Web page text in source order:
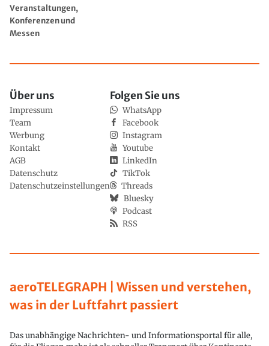
Veranstaltungen,
Konferenzen und
Messen
aeroTELEGRAPH | Wissen und verstehen,
was in der Luftfahrt passiert
Das unabhängige Nachrichten- und Informationsportal für alle,
Über uns
Impressum
Team
Werbung
Kontakt
AGB
Datenschutz
Datenschutzeinstellungen
Folgen Sie uns
WhatsApp
Facebook
Instagram
Youtube
LinkedIn
TikTok
Threads
Bluesky
Podcast
RSS